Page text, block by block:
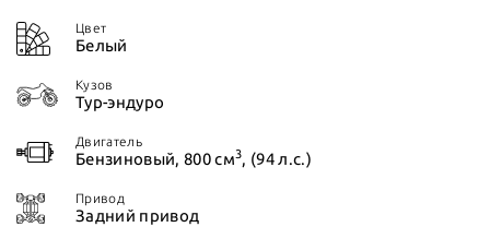
Цвет
Белый
Кузов
Тур-эндуро
Двигатель
Бензиновый, 800 см3, (94 л.с.)
Привод
Задний привод